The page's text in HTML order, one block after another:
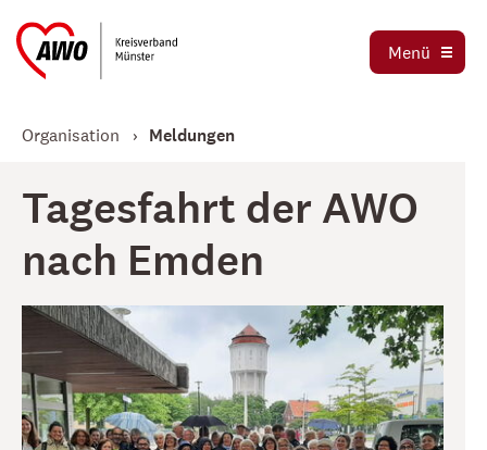
Menü
Ortsvereine
Organisation
Meldungen
Tagesfahrt der AWO
nach Emden